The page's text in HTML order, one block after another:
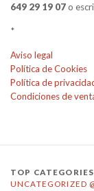
649 29 19 07o
*
Aviso legal
Política de Cookies
Política de
Condiciones de
TOP
UNCATEGORIZED